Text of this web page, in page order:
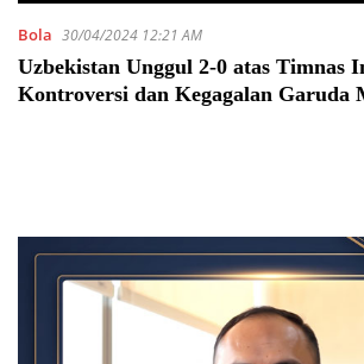
Bola 30/04/2024 12:21 AM
Uzbekistan Unggul 2-0 atas Timnas
Kontroversi dan Kegagalan Garuda